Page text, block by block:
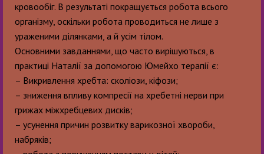
кровообіг. В результаті покращується робота всього
організму, оскільки робота проводиться не лише з
ураженими ділянками, а й усім тілом.
Основними завданнями, що часто вирішуються, в
практиці Наталії за допомогою Юмейхо терапії є:
– Викривлення хребта: сколіози, кіфози;
– зниження впливу компресії на хребетні нерви при
грижах міжхребцевих дисків;
– усунення причин розвитку варикозної хвороби,
набряків;